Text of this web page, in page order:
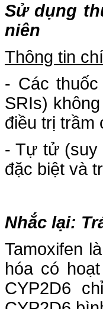
Sử dụng
niên
Thông tin
- Các
SRIs)
điều trị trầm
- Tự tử (suy
đặc biệt và
Nhắc lại:
Tamoxifen
hóa có
CYP2D6